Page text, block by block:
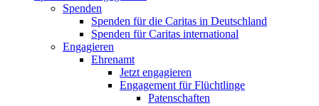
Spenden
Spenden für die Caritas in Deutschland
Spenden für Caritas international
Engagieren
Ehrenamt
Jetzt engagieren
Engagement für Flüchtlinge
Patenschaften